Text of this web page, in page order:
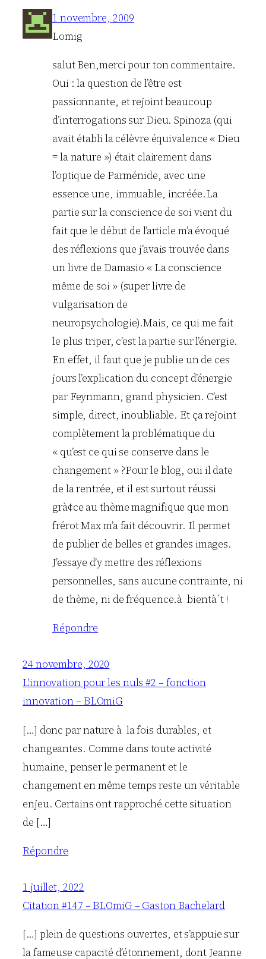
1 novembre, 2009
Lomig
salut Ben,merci pour ton commentaire.
Oui : la question de l’être est
passionnante, et rejoint beaucoup
d’interrogations sur Dieu. Spinoza (qui
avait établi la célèvre équivalence « Dieu
= la nature ») était clairement dans
l’optique de Parménide, avec une
essence une, immuable, incréée.La
partie sur la conscience de soi vient du
fait que le début de l’article m’a évoqué
des réflexions que j’avais trouvée dans
un livre de Damasio « La conscience
même de soi » (super livre de
vulgarisation de
neuropsychologie).Mais, ce qui me fait
le plus triper, c’est la partie sur l’énergie.
En effet, il faut que je publie un de ces
jours l’explication du concept d’énergie
par Feynmann, grand physicien. C’est
simple, direct, inoubliable. Et ça rejoint
complètement la problématique du
« qu’est ce qui se conserve dans le
changement » ?Pour le blog, oui il date
de la rentrée, et il est surtout réussi
grà¢ce au thème magnifique que mon
frérot Max m’a fait découvrir. Il permet
de publier de belles et grandes images.
J’essaye d’y mettre des réflexions
personnelles, sans aucune contrainte, ni
de thème, ni de fréquence.à bientà´t !
Répondre
24 novembre, 2020
L'innovation pour les nuls #2 – fonction
innovation – BLOmiG
[…] donc par nature à la fois durables, et
changeantes. Comme dans toute activité
humaine, penser le permanent et le
changement en même temps reste un véritable
enjeu. Certains ont rapproché cette situation
de […]
Répondre
1 juillet, 2022
Citation #147 – BLOmiG – Gaston Bachelard
[…] plein de questions ouvertes, et s’appuie sur
la fameuse capacité d’étonnement, dont Jeanne